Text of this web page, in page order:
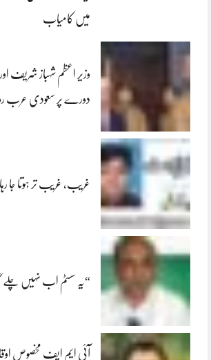
میں کامیاب
وزیر اعظم شہباز شریف
دورے پر سعودی عرب
غریب، غریب تر ہوتا جا
“یہ سسٹم اب نہیں چلے
آئی ایم ایف مخصوص